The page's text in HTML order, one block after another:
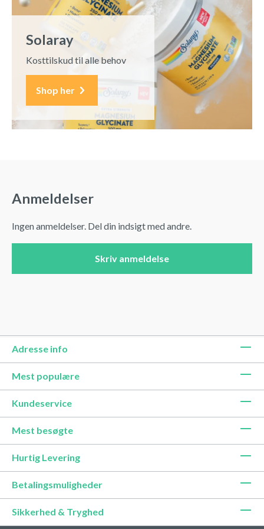
Solaray
Kosttilskud til alle behov
Shop her
Anmeldelser
Ingen anmeldelser. Del din indsigt med andre.
Skriv anmeldelse
Adresse info
Mest populære
Kundeservice
Mest besøgte
Hurtig Levering
Betalingsmuligheder
Sikkerhed & Tryghed